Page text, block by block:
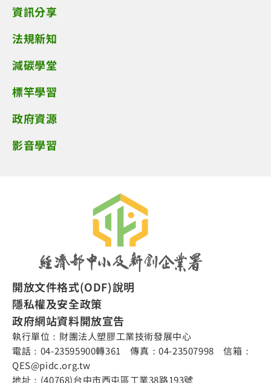
資訊分享
法規新知
減碳學堂
標竿學習
政府資源
影音學習
開放文件格式(ODF)說明
隱私權及安全政策
政府網站資料開放宣告
執行單位：財團法人塑膠工業技術發展中心
電話：04-23595900轉361 傳真：04-23507998 信箱：
QES@pidc.org.tw
地址：(40768)台中市西屯區工業38路193號